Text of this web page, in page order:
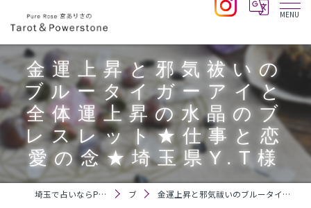
金運上昇と邪気祓いの
ブルータイガーアイと
全体運上昇の水晶のブ
レスレット★仕事と恋
愛の念★埼玉県Y.T様
埼玉で占いならPure Rose 宮ありさのTarot＆Powerstone ブログ 金運上昇と邪気祓いのブルータイガーアイと全体運上昇の水晶のブレスレット★仕事と恋愛の念★埼玉県Y.T様